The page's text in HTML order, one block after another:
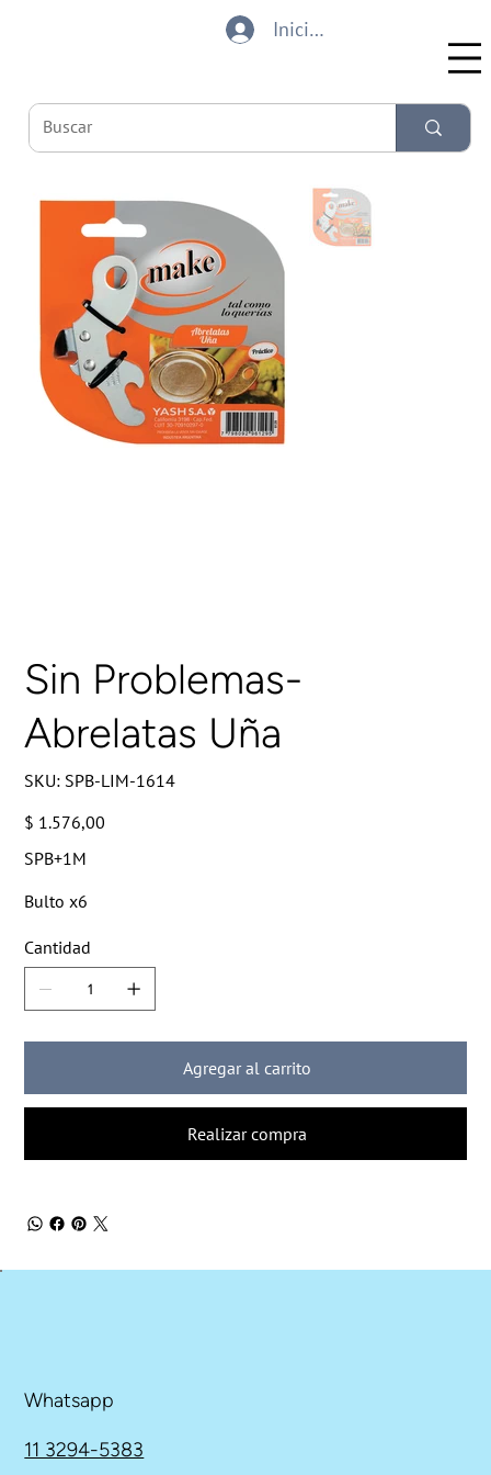
Iniciar sesión
Sin Problemas-
Abrelatas Uña
SKU: SKU
SPB-
SPB-LIM-1614
Precio
$ 1.576,00
SPB+1M
Bulto x6
Cantidad
Agregar al carrito
Realizar compra
Whatsapp
11 3294-5383